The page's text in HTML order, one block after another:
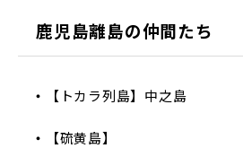
鹿児島離島の仲間たち
【トカラ列島】中之島
【硫黄島】